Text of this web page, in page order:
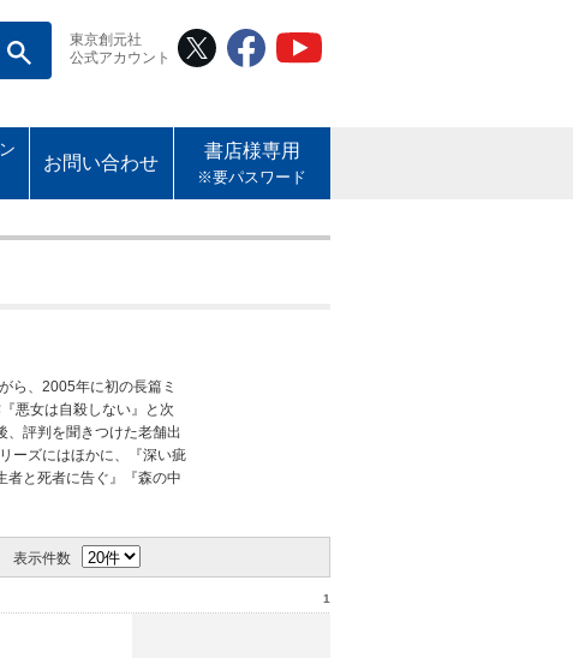
東京創元社
公式アカウント
お問い合わせ
書店様専用
※要パスワード
ら、2005年に初の長篇ミ
悪女は自殺しない』と次
、評判を聞きつけた老舗出
ーズにはほかに、『深い疵
者と死者に告ぐ』『森の中
表示件数
1